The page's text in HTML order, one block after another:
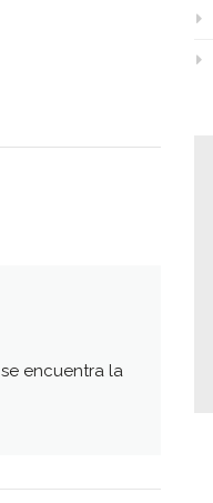
encuentra la